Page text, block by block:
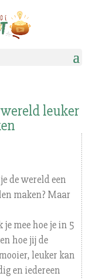
leuker
de wereld een
maken? Maar
mee hoe je in 5
hoe jij de
leuker kan
en iedereen